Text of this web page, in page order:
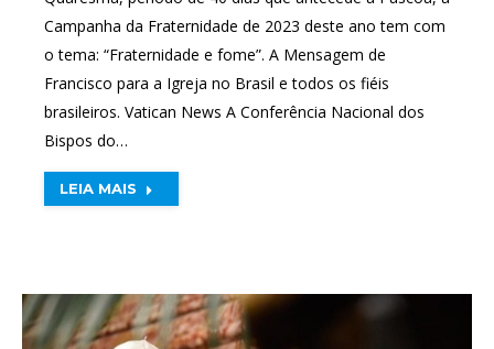
Campanha da Fraternidade de 2023 deste ano tem com
o tema: “Fraternidade e fome”. A Mensagem de
Francisco para a Igreja no Brasil e todos os fiéis
brasileiros. Vatican News A Conferência Nacional dos
Bispos do…
LEIA MAIS